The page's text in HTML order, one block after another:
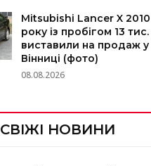
Mitsubishi Lancer X 2010
року із пробігом 13
виставили на продаж у
Вінниці (фото)
08.08.2026
СВІЖІ НОВИНИ